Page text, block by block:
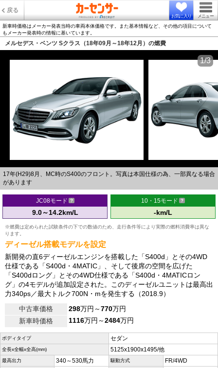
戻る
お気に入り メニュー
新車時価格はメーカー発表当時の車両本体価格です。また基本情報など、その他の項目について
もメーカー発表時の情報に基いています。
メルセデス・ベンツ Sクラス（18年09月～18年12月）の燃費
17年(H29)8月、MC時のS400のフロント。写真は本国仕様の為、一部異なる場合
があります
1/3
JC08モード
9.0～14.2km/L
10・15モード
-km/L
※燃費は定められた試験条件の下での数値のため、走行条件等により実際の燃料消費率は異な
ります。
ディーゼル搭載モデルを設定
新開発の直6ディーゼルエンジンを搭載した「S400d」とその4WD
仕様である「S400d・4MATIC」、そして後席の空間を広げた
「S400dロング」とその4WD仕様である「S400d・4MATICロン
グ」の4モデルが追加設定された。このディーゼルユニットは最高出
力340ps／最大トルク700N・mを発生する（2018.9）
中古車価格
298万円～770万円
新車時価格
1116万円～2484万円
ボディタイプ セダン
全長x全幅x全高(mm) 5125x1900x1495/他
最高出力 340～530馬力 駆動方式 FR/4WD